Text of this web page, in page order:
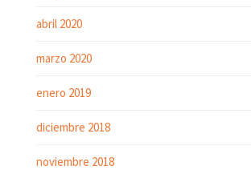
abril 2020
marzo 2020
enero 2019
diciembre 2018
noviembre 2018